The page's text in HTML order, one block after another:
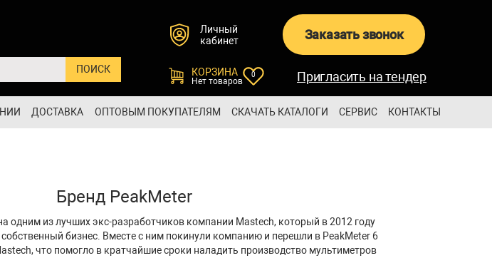
Личный
кабинет
Заказать звонок
КОРЗИНА
Нет товаров
0 Пригласить на тендер
ДОСТАВКА ОПТОВЫМ ПОКУПАТЕЛЯМ СКАЧАТЬ КАТАЛОГИ СЕРВИС КОНТАКТЫ
Бренд PeakMeter
одним из лучших экс-разработчиков компании Mastech, который в 2012 году
бизнес. Вместе с ним покинули компанию и перешли в PeakMeter 6
что помогло в кратчайшие сроки наладить производство мультиметров